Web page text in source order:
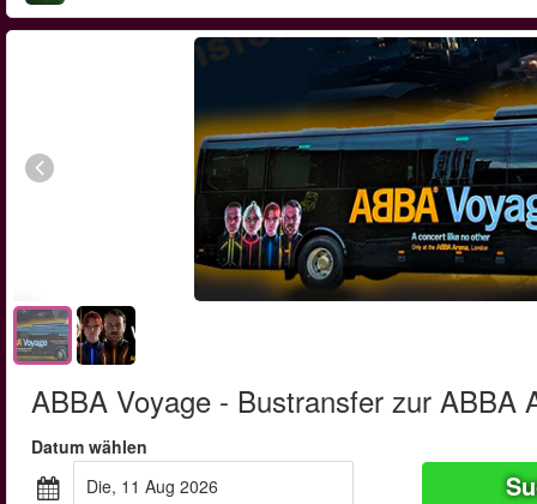
ABBA Voyage - Bustransfer zur ABBA
Datum wählen
Die, 11 Aug 2026